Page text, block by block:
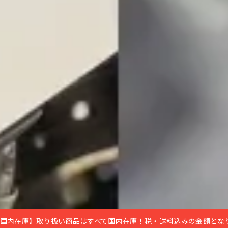
内在庫】取り扱い商品はすべて国内在庫！税・送料込みの金額とな